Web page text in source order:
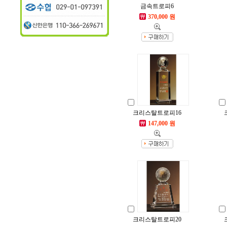
금속트로피6
370,000 원
크리스탈트로피16
147,000 원
크리스탈트로피20